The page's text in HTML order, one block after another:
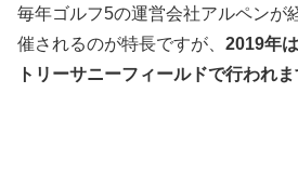
毎年ゴルフ5の運営会社アルペンが
催されるのが特長ですが、 2019年
トリーサニーフィールドで行われ